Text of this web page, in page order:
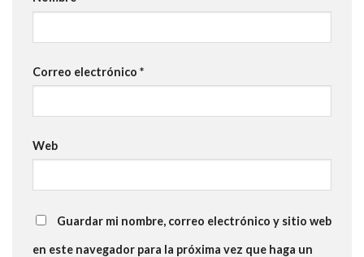
Correo electrónico *
Web
Guardar mi nombre, correo electrónico y sitio web
en este navegador para la próxima vez que haga un